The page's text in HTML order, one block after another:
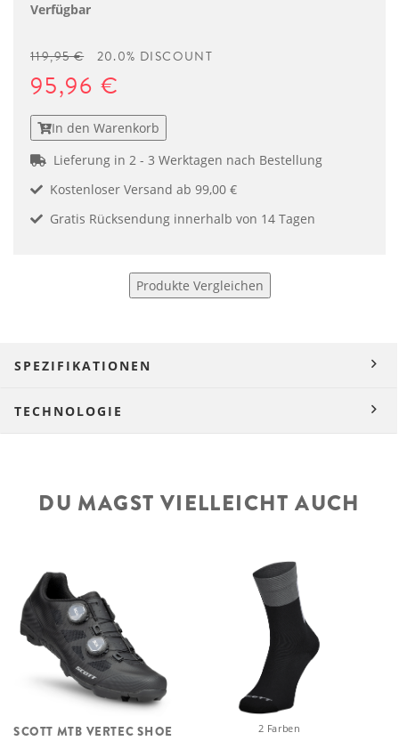
Verfügbar
119,95 € 20.0% DISCOUNT
95,96 €
In den Warenkorb
Lieferung in 2 - 3 Werktagen nach Bestellung
Kostenloser Versand ab 99,00 €
Gratis Rücksendung innerhalb von 14 Tagen
Produkte Vergleichen
SPEZIFIKATIONEN
TECHNOLOGIE
DU MAGST VIELLEICHT AUCH
SCOTT MTB VERTEC SHOE 2 Farben